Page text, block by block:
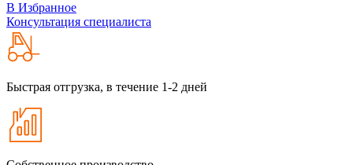
В Избранное
Консультация специалиста
Быстрая отгрузка, в течение 1-2 дней